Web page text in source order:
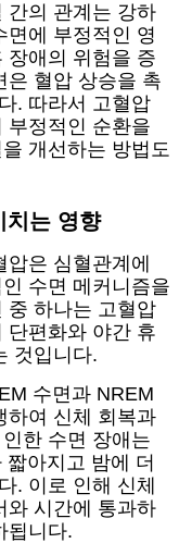
간의 관계는 강하
면에 부정적인 영
장애의 위험을 증
은 혈압 상승을 촉
. 따라서 고혈압
부정적인 순환을
개선하는 방법도
치는 영향
은 심혈관계에
수면 메커니즘을
중 하나는 고혈압
단편화와 야간 휴
것입니다.
수면과 NREM
하여 신체 회복과
한 수면 장애는
아지고 밤에 더
. 이로 인해 신체
와 시간에 통과하
됩니다.